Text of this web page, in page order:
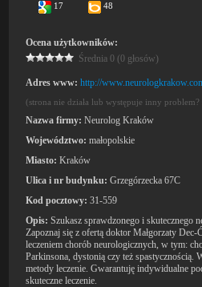
17 48
Ocena użytkowników:
Średnia 0 (0 głosów)
Adres www: http://
(strona nie działa lub występuje inny problem?
Nazwa firmy: Neurolog Kraków
Województwo: małopolskie
Miasto: Kraków
Ulica i nr budynku: Grzegórzecka 67C
Kod pocztowy: 31-559
Opis: Szukasz sprawdzonego i skutecznego
Zapoznaj się z ofertą doktor Małgorzaty
leczeniem chorób neurologicznych, w tym:
Parkinsona, dystonią czy też spastycznością.
metody leczenie. Gwarantuję indywidualne
skuteczne leczenie.